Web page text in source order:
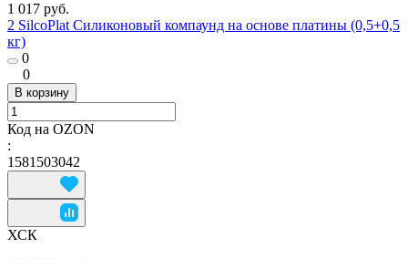
1 017 руб.
2 SilcoPlat Силиконовый компаунд на основе платины (0,5+0,5
кг)
0
0
В корзину
Код на OZON
:
1581503042
ХСК